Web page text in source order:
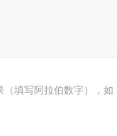
（填写阿拉伯数字），如